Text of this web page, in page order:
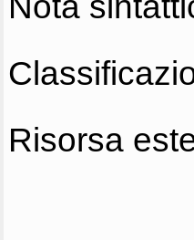
Risorsa